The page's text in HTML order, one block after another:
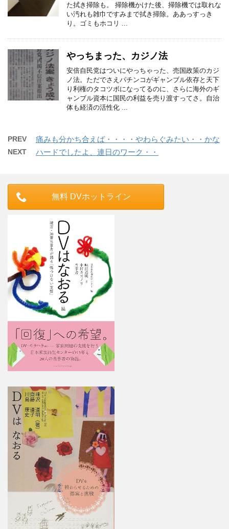
た拭き掃除も。 掃除機かけた後、掃除機では取れな
い汚れも雑巾ですみまで拭き掃除。ああっすっき
り。ゴミもホコリ ...
やっちまった、カジノ法
安倍自民党はついにやっちゃった、売国政策のカジ
ノ法。ただでさえパチンコがギャンブル依存と天下
り利権のタコツボになってるのに、さらに海外のギ
ャンブル資本に国民の利益を売り渡すってさ。自治
体も経済の活性化 ...
PREV 痛みも分かち合えば・・・・やわらぐみたい・・かな
NEXT ハードでしたよ、連日のワーク・・
無料 DVホットライン